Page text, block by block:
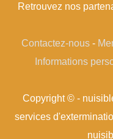
Retrouvez nos
Contactez-nous-
Informations
Copyright © -
services